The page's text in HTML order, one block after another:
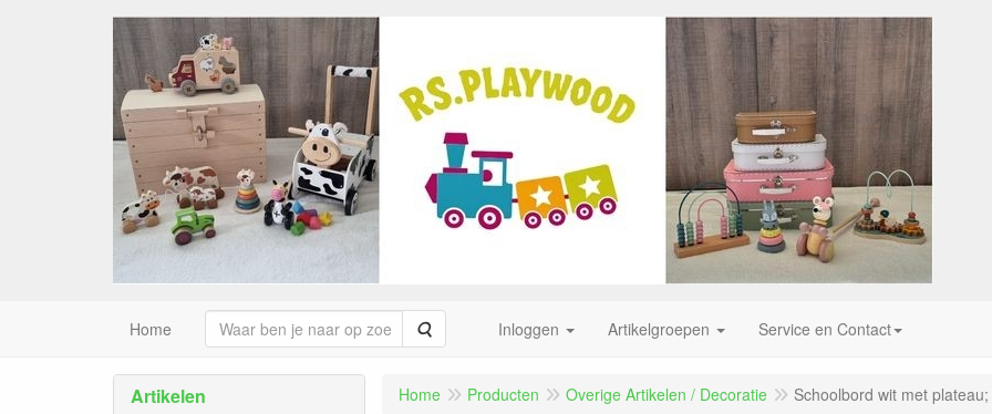
Home Zoeken Inloggen Artikelgroepen Service en Contact
Artikelen Home Producten Overige Artikelen / Decoratie Schoolbord wit met